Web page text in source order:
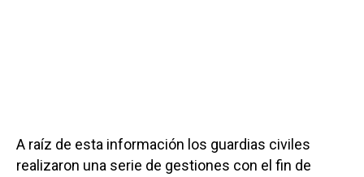
A raíz de esta información los guardias civiles
realizaron una serie de gestiones con el fin de